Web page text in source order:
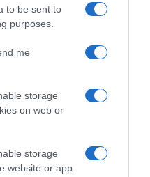
to be sent to
purposes.
me
storage
on web or
storage
website or app.